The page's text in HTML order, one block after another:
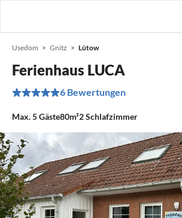
Usedom Gnitz Lütow
Ferienhaus LUCA
6 Bewertungen
Max.5Gäste80m²2Schlafzimmer